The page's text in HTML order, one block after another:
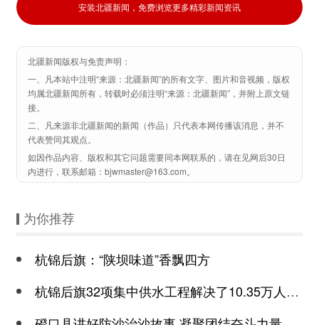
安装北疆新闻，免费浏览更多精彩新闻资讯
北疆新闻版权与免责声明：
一、凡本站中注明“来源：北疆新闻”的所有文字、图片和音视频，版权
均属北疆新闻所有，转载时必须注明“来源：北疆新闻”，并附上原文链
接。
二、凡来源非北疆新闻的新闻（作品）只代表本网传播该消息，并不
代表赞同其观点。
如因作品内容、版权和其它问题需要同本网联系的，请在见网后30日
内进行，联系邮箱：bjwmaster@163.com。
为你推荐
杭锦后旗：“陕坝味道”香飘四方
杭锦后旗32项集中供水工程解决了10.35万人安全饮水问题